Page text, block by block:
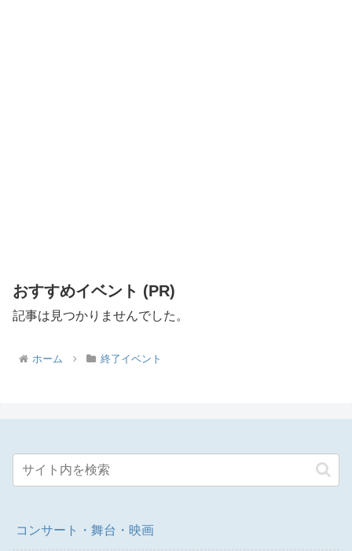
おすすめイベント (PR)
記事は見つかりませんでした。
ホーム 終了イベント
コンサート・舞台・映画